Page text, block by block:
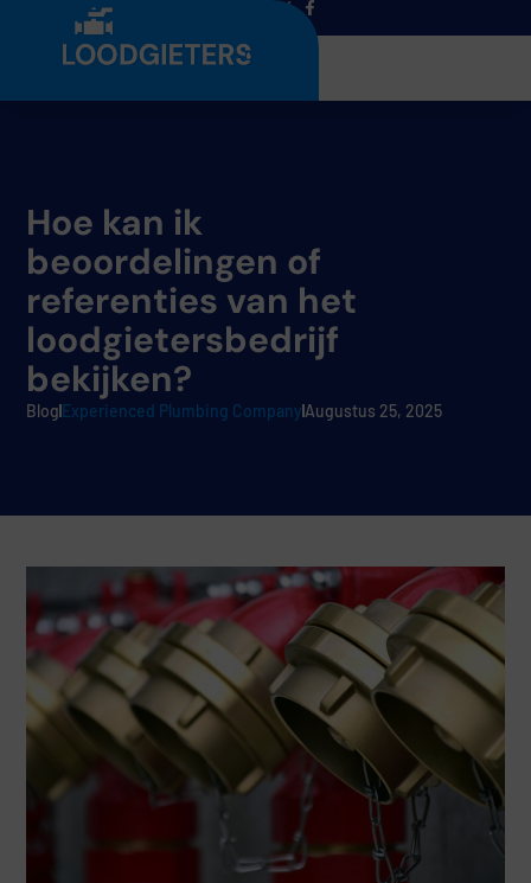
Menu
Hoe kan ik
beoordelingen of
referenties van het
loodgietersbedrijf
bekijken?
BlogExperienced Plumbing CompanyAugustus 25, 2025